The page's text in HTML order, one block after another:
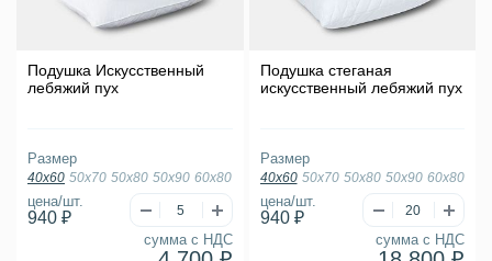
Подушка Искусственный
лебяжий пух
цена/шт.
940 ₽
сумма с НДС
Размер
40х60 50х70 50х80 50х90 60х80
Подушка стеганая
искусственный лебяжий пух
цена/шт.
940 ₽
сумма с НДС
Размер
40х60 50х70 50х80 50х90 60х80